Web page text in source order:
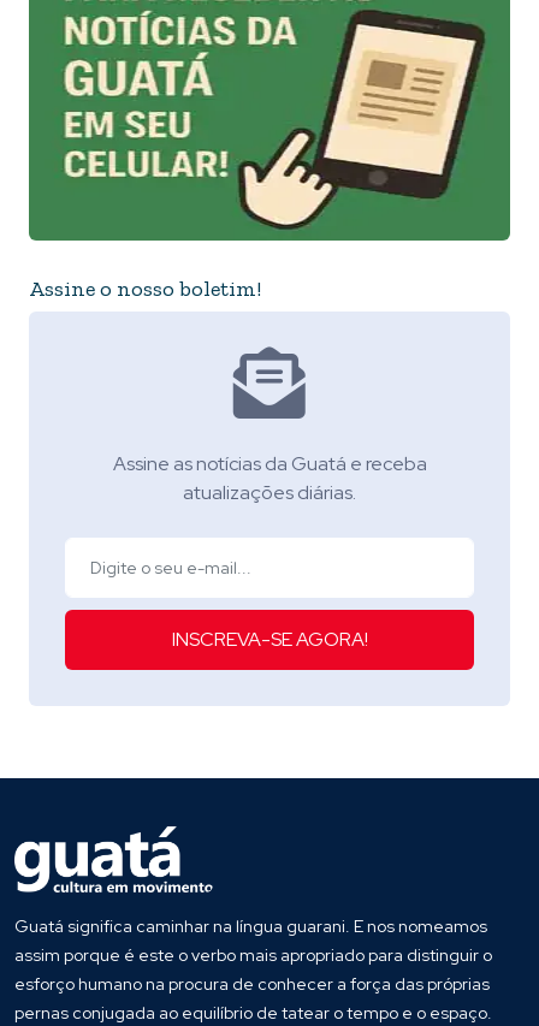
Assine o nosso boletim!
Assine as notícias da Guatá e receba
atualizações diárias.
INSCREVA-SE AGORA!
Guatá significa caminhar na língua guarani. E nos nomeamos
assim porque é este o verbo mais apropriado para distinguir o
esforço humano na procura de conhecer a força das próprias
pernas conjugada ao equilíbrio de tatear o tempo e o espaço.